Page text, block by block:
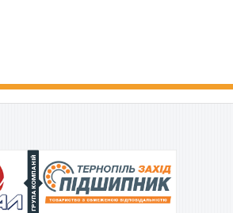
ГРУПА КОМПАНІЙ